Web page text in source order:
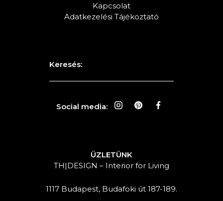
Kapcsolat
Adatkezelési Tájékoztató
Keresés:
Social media:
ÜZLETÜNK
TH|DESIGN – Interior for Living
1117 Budapest, Budafoki út 187-189.